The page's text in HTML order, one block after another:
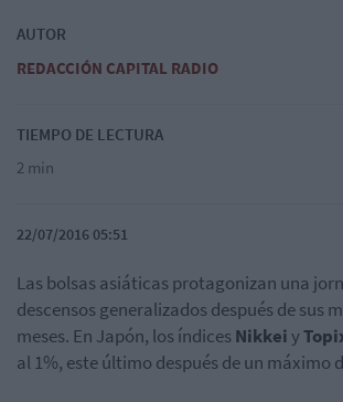
AUTOR
REDACCIÓN CAPITAL RADIO
TIEMPO DE LECTURA
2 min
22/07/2016 05:51
Las bolsas asiáticas protagonizan una
descensos generalizados después de sus
meses. En Japón, los índicesNikkeiy
al 1%, este último después de un máximo